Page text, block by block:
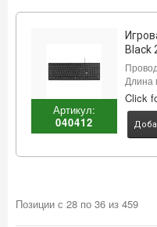
Артикул:
040412
Black
Длина
Click
Позиции с 28 по 36 из 459